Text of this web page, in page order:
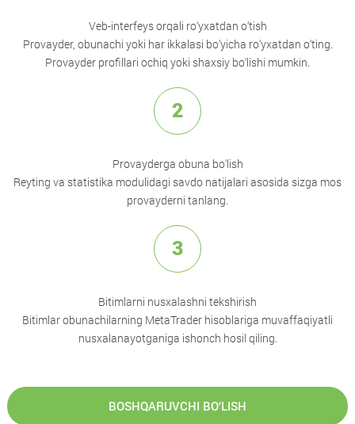
Veb-interfeys orqali ro‘yxatdan o‘tish
Provayder, obunachi yoki har ikkalasi bo‘yicha ro‘yxatdan o‘ting.
Provayder profillari ochiq yoki shaxsiy bo‘lishi mumkin.
2
Provayderga obuna bo‘lish
Reyting va statistika modulidagi savdo natijalari asosida sizga mos
provayderni tanlang.
3
Bitimlarni nusxalashni tekshirish
Bitimlar obunachilarning MetaTrader hisoblariga muvaffaqiyatli
nusxalanayotganiga ishonch hosil qiling.
BOSHQARUVCHI BO‘LISH